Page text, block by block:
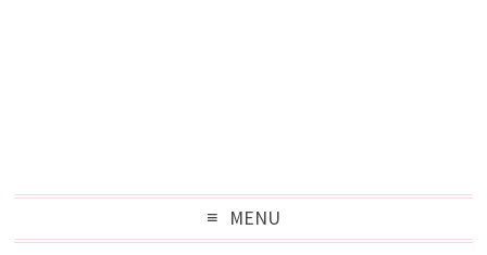
MENU